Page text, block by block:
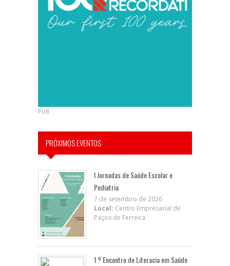
PUB
PRÓXIMOS EVENTOS
I Jornadas de Saúde Escolar e
Pediatria
7 de setembro de 2026
Local: Centro Empresarial de
Paços de Ferreira
1.º Encontro de Literacia em Saúde